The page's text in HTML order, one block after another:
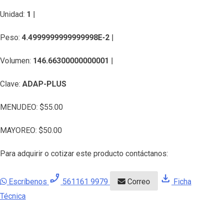
Unidad: 1 |
Peso: 4.4999999999999998E-2 |
Volumen: 146.66300000000001 |
Clave: ADAP-PLUS
MENUDEO: $55.00
MAYOREO: $50.00
Para adquirir o cotizar este producto contáctanos:
Escríbenos phone_enabled 561161 9979 Correo download Ficha
Técnica